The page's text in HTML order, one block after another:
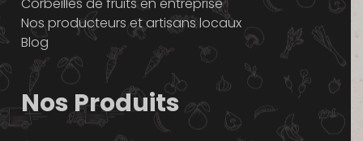
Corbeilles de fruits en entreprise
Nos producteurs et artisans locaux
Blog
Nos Produits